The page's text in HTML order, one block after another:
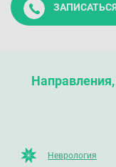
Направления,
Неврология